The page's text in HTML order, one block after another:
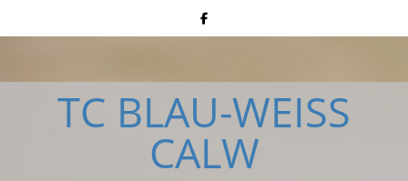
TC BLAU-WEISS
CALW